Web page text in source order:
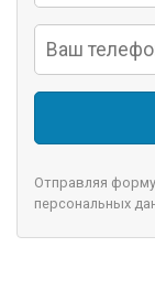
Отправляя
персональных